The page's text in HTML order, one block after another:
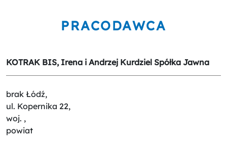
PRACODAWCA
KOTRAK BIS, Irena i Andrzej Kurdziel Spółka Jawna
brak Łódź,
ul. Kopernika 22,
woj. ,
powiat